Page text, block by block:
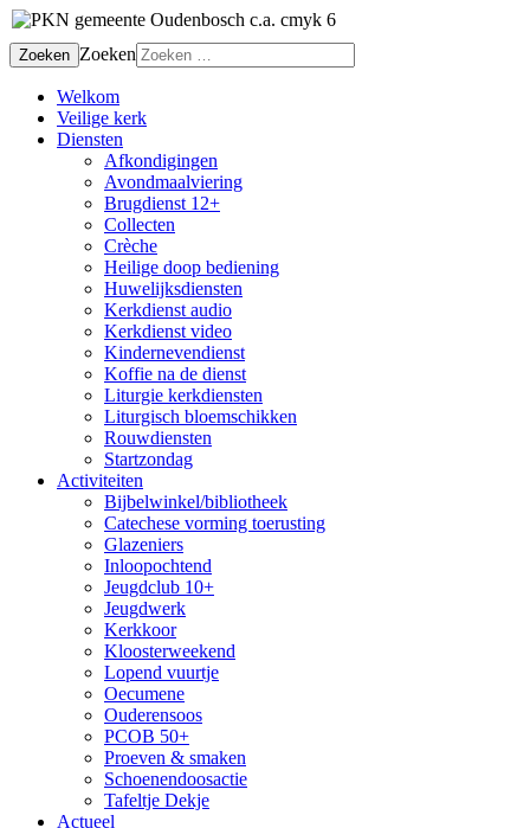
Zoeken Zoeken
Welkom
Veilige kerk
Diensten
Afkondigingen
Avondmaalviering
Brugdienst 12+
Collecten
Crèche
Heilige doop bediening
Huwelijksdiensten
Kerkdienst audio
Kerkdienst video
Kindernevendienst
Koffie na de dienst
Liturgie kerkdiensten
Liturgisch bloemschikken
Rouwdiensten
Startzondag
Activiteiten
Bijbelwinkel/bibliotheek
Catechese vorming toerusting
Glazeniers
Inloopochtend
Jeugdclub 10+
Jeugdwerk
Kerkkoor
Kloosterweekend
Lopend vuurtje
Oecumene
Ouderensoos
PCOB 50+
Proeven & smaken
Schoenendoosactie
Tafeltje Dekje
Actueel